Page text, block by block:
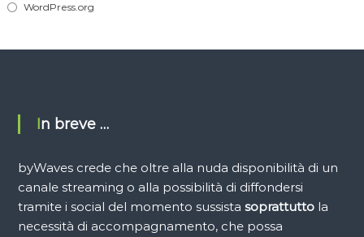
WordPress.org
In breve …
byWaves crede che oltre alla nuda disponibilità di un
canale streaming o alla possibilità di diffondersi
tramite i social del momento sussista soprattuttola
necessità di accompagnamento, che possa